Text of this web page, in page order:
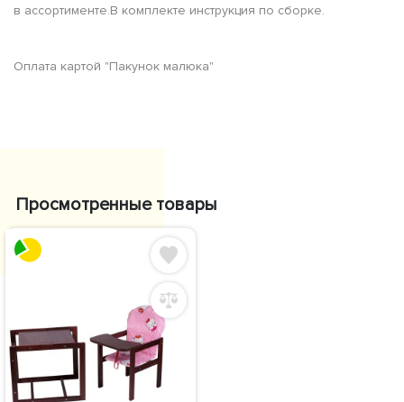
в ассортименте.В комплекте инструкция по сборке.
Оплата картой "Пакунок малюка"
Просмотренные товары